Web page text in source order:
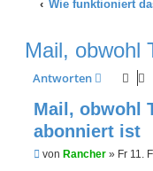
Wie funktioniert
Mail, obwohl
Antworten
Mail, obwohl
abonniert ist
U
von Rancher » Fr 11.